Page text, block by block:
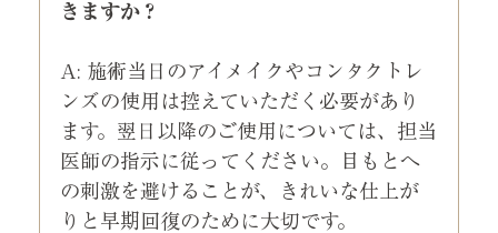
きますか？
A: 施術当日のアイメイクやコンタクトレ
ンズの使用は控えていただく必要があり
ます。翌日以降のご使用については、担当
医師の指示に従ってください。目もとへ
の刺激を避けることが、きれいな仕上が
りと早期回復のために大切です。